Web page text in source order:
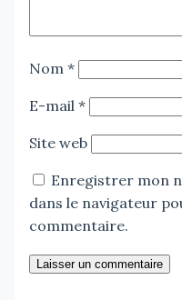
Nom *
E-mail *
Site web
Enregistrer mon
dans le navigateur
commentaire.
Laisser un commentaire